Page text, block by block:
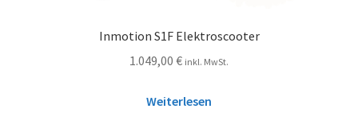
Inmotion S1F Elektroscooter
1.049,00 € inkl. MwSt.
Weiterlesen